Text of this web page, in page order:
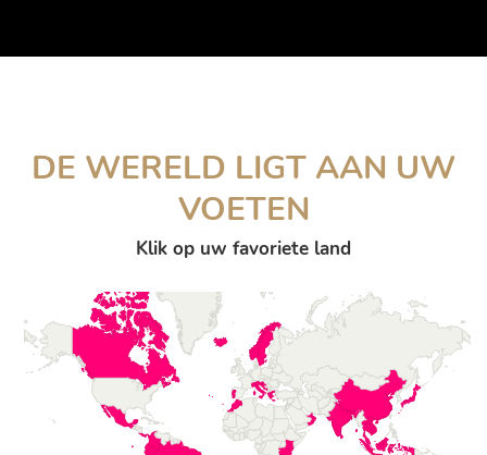
DE WERELD LIGT AAN UW
VOETEN
Klik op uw favoriete land